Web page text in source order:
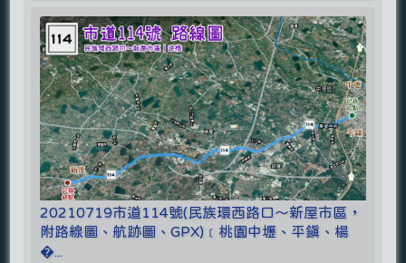
20210719市道114號(民族環西路口～新屋市區，
附路線圖、航跡圖、GPX)﹝桃園中壢、平鎮、楊
�...